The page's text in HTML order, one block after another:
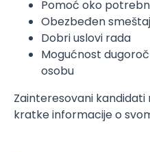
Pomoć oko
Obezbeđen smeštaj
Dobri uslovi rada
Mogućnost
osobu
Zainteresovani
kratke informacije o